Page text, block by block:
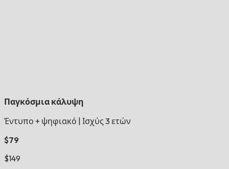
Παγκόσμια κάλυψη
Έντυπο + ψηφιακό Ισχύς 3 ετών
$79
$149